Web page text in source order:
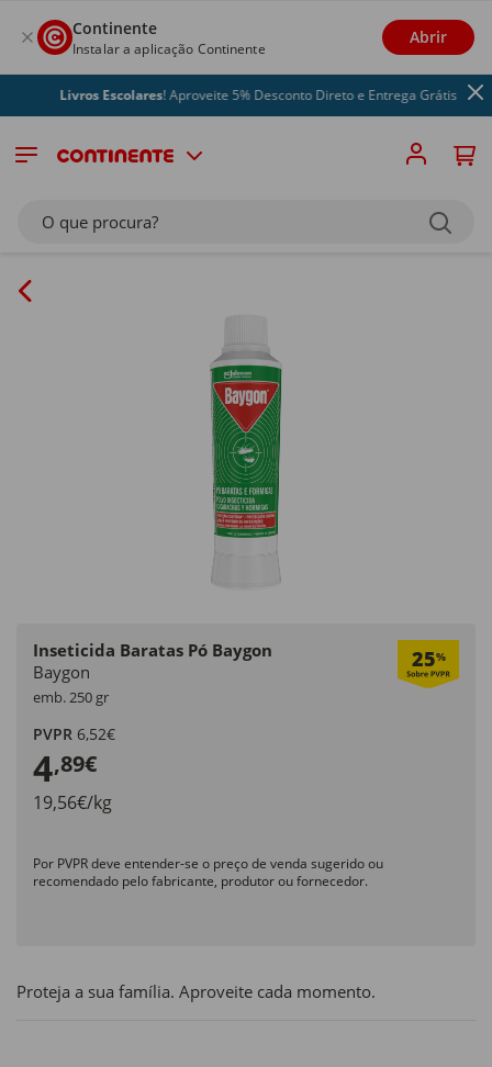
Continente
Instalar a aplicação Continente
Abrir
Livros Escolares! Aproveite 5% Desconto Direto e Entrega Grátis
O que procura?
Inseticida Baratas Pó Baygon 25%
Baygon
emb. 250 gr
PVPR 6,52€
4,89€
19,56€/kg
Por PVPR deve entender-se o preço de venda sugerido ou
recomendado pelo fabricante, produtor ou fornecedor.
Proteja a sua família. Aproveite cada momento.